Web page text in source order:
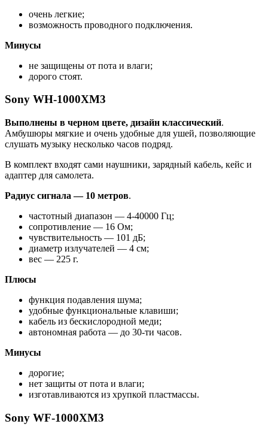
очень легкие;
возможность проводного подключения.
Минусы
не защищены от пота и влаги;
дорого стоят.
Sony WH-1000XM3
Выполнены в черном цвете, дизайн классический.
Амбушюры мягкие и очень удобные для ушей, позволяющие
слушать музыку несколько часов подряд.
В комплект входят сами наушники, зарядный кабель, кейс и
адаптер для самолета.
Радиус сигнала — 10 метров.
частотный диапазон — 4-40000 Гц;
сопротивление — 16 Ом;
чувствительность — 101 дБ;
диаметр излучателей — 4 см;
вес — 225 г.
Плюсы
функция подавления шума;
удобные функциональные клавиши;
кабель из бескислородной меди;
автономная работа — до 30-ти часов.
Минусы
дорогие;
нет защиты от пота и влаги;
изготавливаются из хрупкой пластмассы.
Sony WF-1000XM3